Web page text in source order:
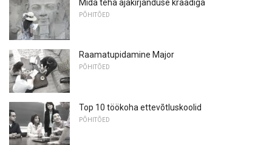
Mida teha ajakirjanduse kraadiga
PÕHITÕED
Raamatupidamine Major
PÕHITÕED
Top 10 töökoha ettevõtluskoolid
PÕHITÕED